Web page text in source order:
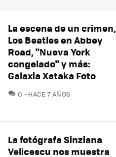
La escena de un crimen,
Los Beatles en Abbey
Road, "Nueva York
congelado" y más:
Galaxia Xataka Foto
0 COMENTARIOS
HACE 7 AÑOS
La fotógrafa Sinziana
Velicescu nos muestra